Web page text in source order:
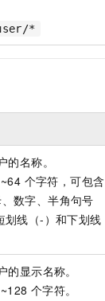
*
的名称。
个字符，可包含
数字、半角句号
划线（-）和下划线
的显示名称。
个字符。